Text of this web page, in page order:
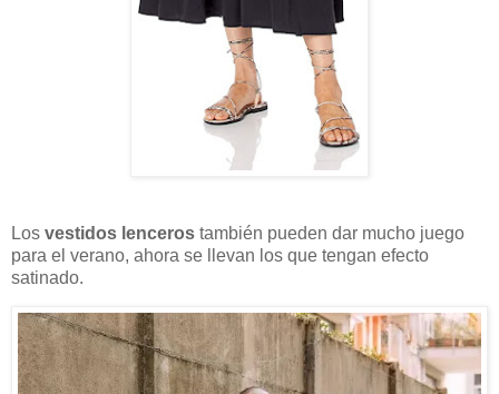
Los vestidos lenceros también pueden dar mucho juego
para el verano, ahora se llevan los que tengan efecto
satinado.